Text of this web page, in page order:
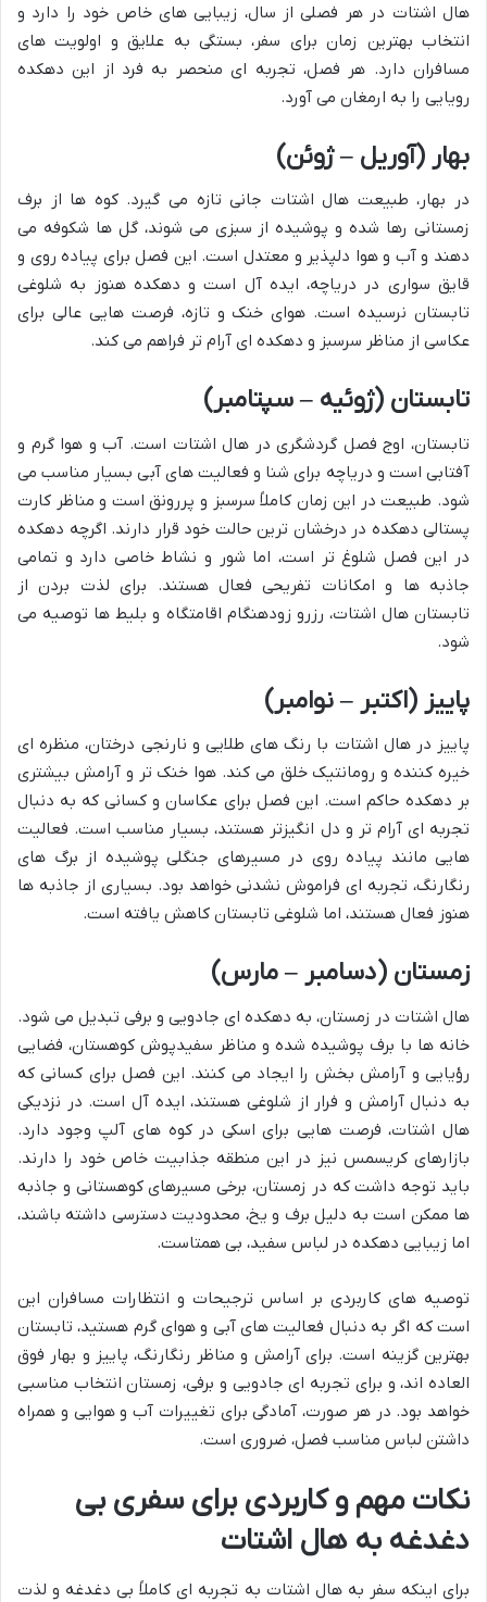
هال اشتات در هر فصلی از سال، زیبایی های خاص خود را دارد و
انتخاب بهترین زمان برای سفر، بستگی به علایق و اولویت های
مسافران دارد. هر فصل، تجربه ای منحصر به فرد از این دهکده
رویایی را به ارمغان می آورد.
بهار (آوریل – ژوئن)
در بهار، طبیعت هال اشتات جانی تازه می گیرد. کوه ها از برف
زمستانی رها شده و پوشیده از سبزی می شوند، گل ها شکوفه می
دهند و آب و هوا دلپذیر و معتدل است. این فصل برای پیاده روی و
قایق سواری در دریاچه، ایده آل است و دهکده هنوز به شلوغی
تابستان نرسیده است. هوای خنک و تازه، فرصت هایی عالی برای
عکاسی از مناظر سرسبز و دهکده ای آرام تر فراهم می کند.
تابستان (ژوئیه – سپتامبر)
تابستان، اوج فصل گردشگری در هال اشتات است. آب و هوا گرم و
آفتابی است و دریاچه برای شنا و فعالیت های آبی بسیار مناسب می
شود. طبیعت در این زمان کاملاً سرسبز و پررونق است و مناظر کارت
پستالی دهکده در درخشان ترین حالت خود قرار دارند. اگرچه دهکده
در این فصل شلوغ تر است، اما شور و نشاط خاصی دارد و تمامی
جاذبه ها و امکانات تفریحی فعال هستند. برای لذت بردن از
تابستان هال اشتات، رزرو زودهنگام اقامتگاه و بلیط ها توصیه می
شود.
پاییز (اکتبر – نوامبر)
پاییز در هال اشتات با رنگ های طلایی و نارنجی درختان، منظره ای
خیره کننده و رومانتیک خلق می کند. هوا خنک تر و آرامش بیشتری
بر دهکده حاکم است. این فصل برای عکاسان و کسانی که به دنبال
تجربه ای آرام تر و دل انگیزتر هستند، بسیار مناسب است. فعالیت
هایی مانند پیاده روی در مسیرهای جنگلی پوشیده از برگ های
رنگارنگ، تجربه ای فراموش نشدنی خواهد بود. بسیاری از جاذبه ها
هنوز فعال هستند، اما شلوغی تابستان کاهش یافته است.
زمستان (دسامبر – مارس)
هال اشتات در زمستان، به دهکده ای جادویی و برفی تبدیل می شود.
خانه ها با برف پوشیده شده و مناظر سفیدپوش کوهستان، فضایی
رؤیایی و آرامش بخش را ایجاد می کنند. این فصل برای کسانی که
به دنبال آرامش و فرار از شلوغی هستند، ایده آل است. در نزدیکی
هال اشتات، فرصت هایی برای اسکی در کوه های آلپ وجود دارد.
بازارهای کریسمس نیز در این منطقه جذابیت خاص خود را دارند.
باید توجه داشت که در زمستان، برخی مسیرهای کوهستانی و جاذبه
ها ممکن است به دلیل برف و یخ، محدودیت دسترسی داشته باشند،
اما زیبایی دهکده در لباس سفید، بی همتاست.
توصیه های کاربردی بر اساس ترجیحات و انتظارات مسافران این
است که اگر به دنبال فعالیت های آبی و هوای گرم هستید، تابستان
بهترین گزینه است. برای آرامش و مناظر رنگارنگ، پاییز و بهار فوق
العاده اند، و برای تجربه ای جادویی و برفی، زمستان انتخاب مناسبی
خواهد بود. در هر صورت، آمادگی برای تغییرات آب و هوایی و همراه
داشتن لباس مناسب فصل، ضروری است.
نکات مهم و کاربردی برای سفری بی
دغدغه به هال اشتات
برای اینکه سفر به هال اشتات به تجربه ای کاملاً بی دغدغه و لذت